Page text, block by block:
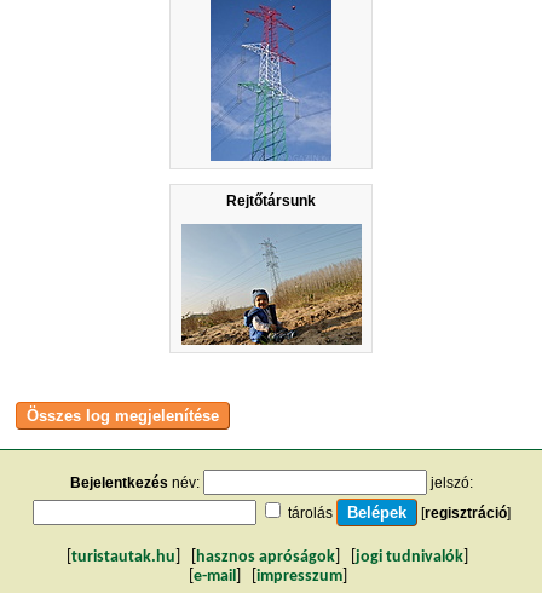
Rejtőtársunk
Bejelentkezés név:
jelszó:
tárolás
[regisztráció]
turistautak.hu hasznos apróságok jogi tudnivalók
e-mail impresszum]